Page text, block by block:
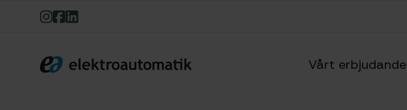
Elektroautomatik Vårt erbjudande